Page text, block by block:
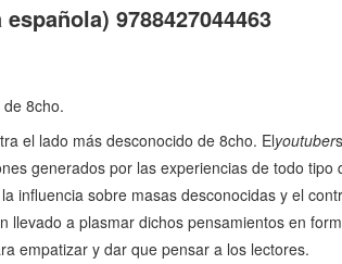
9788427044463
8cho.
el lado más desconocido de 8cho. Elyoutuber
generados por las experiencias de todo
influencia sobre masas desconocidas y el
llevado a plasmar dichos pensamientos en
empatizar y dar que pensar a los lectores.